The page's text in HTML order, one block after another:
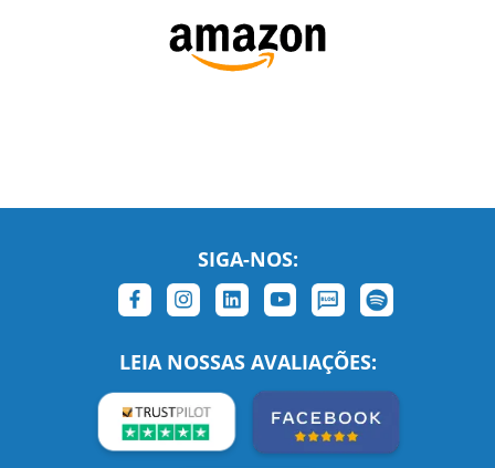
SIGA-NOS:
LEIA NOSSAS AVALIAÇÕES: